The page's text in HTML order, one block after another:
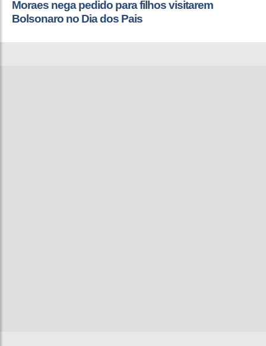
Moraes nega pedido para filhos visitarem
Bolsonaro no Dia dos Pais